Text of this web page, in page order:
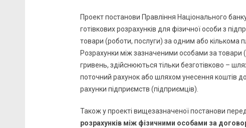
Проект постанови Правління Національного
готівкових розрахунків для фізичної особи з
товари (роботи, послуги) за одним або кількома
Розрахунки між зазначеними особами за товари
гривень, здійснюються тільки безготівково –
поточний рахунок або шляхом унесення коштів
рахунки підприємств (підприємців).
Також у проекті вищезазначеної постанови
розрахунків між фізичними особами за